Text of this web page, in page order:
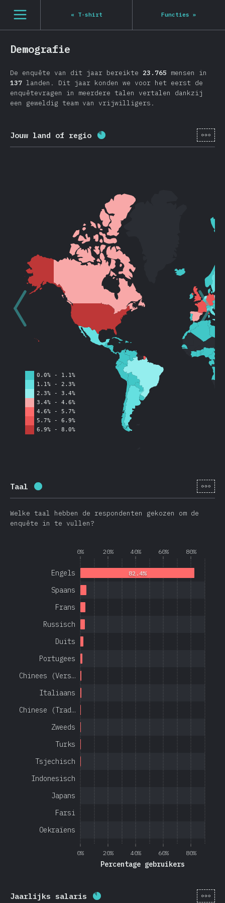
[nl-NL] general.open_nav
« T-shirt Functies »
Demografie
De enquête van dit jaar bereikte 23.765 mensen in
137 landen. Dit jaar konden we voor het eerst de
enquêtevragen in meerdere talen vertalen dankzij
een geweldig team van vrijwilligers.
Jouw land of regio Voltooiingspercentage: 81.8
[nl-
Taal Voltooiingspercentage: [nl-
Welke taal hebben de respondenten gekozen om de
enquête in te vullen?
0% 20% 40% 60% 80%
0% 20% 40% 60% 80%
Percentage gebruikers
Oekraïens
Farsi
Japans
Indonesisch
Tsjechisch
Turks
Zweeds
Chinese (Trad…
Italiaans
Chinees (Vers…
Portugees
Duits
Russisch
Frans
Spaans
Engels 82.4%
Jaarlijks salaris Voltooiingspercentage: 85% (
[nl-